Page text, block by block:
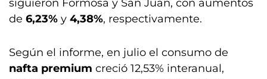
siguieron Formosa y San Juan, con aumentos
de 6,23% y 4,38%, respectivamente.
Según el informe, en julio el consumo de
nafta premium creció 12,53% interanual,